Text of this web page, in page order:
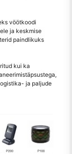
vöötkoodi
ja keskmise
paindlikuks
kui ka
ja paljude